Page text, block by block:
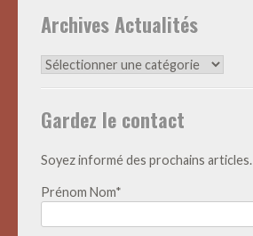
Archives Actualités
Archives
Gardez le contact
Soyez informé des prochains articles.
Prénom Nom*